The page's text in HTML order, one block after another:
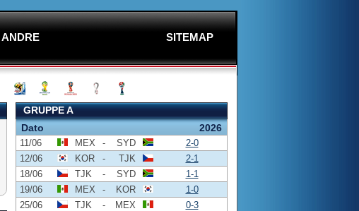
ANDRE SITEMAP
GRUPPE A
Dato
2026
11/06 MEX - SYD
2-0
12/06
KOR - TJK
2-1
18/06
TJK - SYD
1-1
19/06
MEX - KOR
1-0
25/06
TJK - MEX
0-3